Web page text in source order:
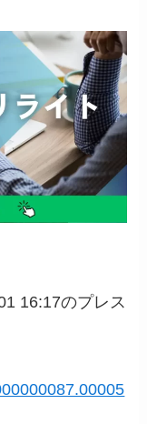
16:17のプレス